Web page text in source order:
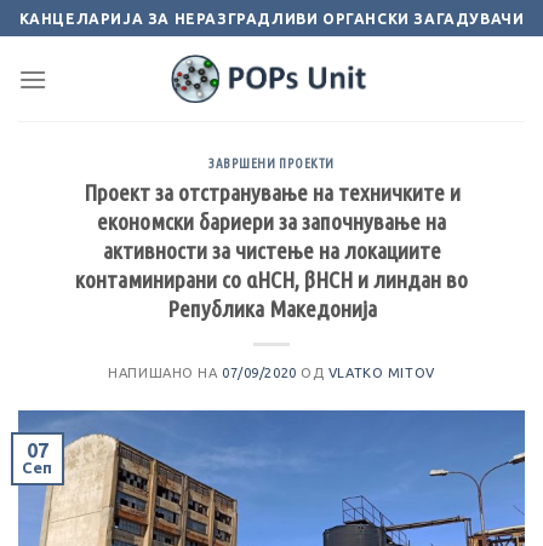
Skip
content
КАНЦЕЛАРИЈА ЗА НЕРАЗГРАДЛИВИ ОРГАНСКИ ЗАГАДУВАЧИ
ЗАВРШЕНИ ПРОЕКТИ
Проект за отстранување на техничките и
економски бариери за започнување на
активности за чистење на локациите
контаминирани со αHCH, βHCH и линдан во
Република Македонија
НАПИШАНО НА 07/09/2020 ОД VLATKO MITOV
07
Сеп